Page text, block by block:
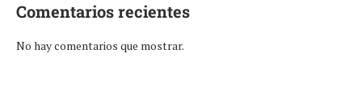
Comentarios recientes
No hay comentarios que mostrar.